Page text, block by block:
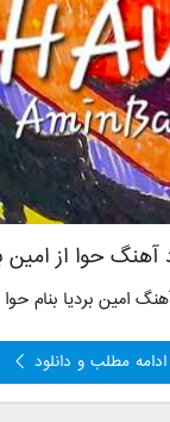
آهنگ حوا از امین
امین بردیا بنام حوا
ادامه مطلب و دانلود